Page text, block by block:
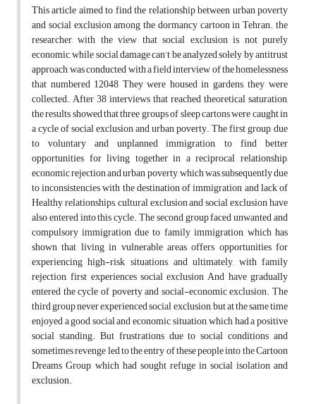
This article aimed to find the relationship between urban poverty
and social exclusion among the dormancy cartoon in Tehran. the
researcher, with the view that social exclusion is not purely
economic, while social damage can’t be analyzed solely by antitrust
approach, was conducted with a field interview of the homelessness
that numbered 12048 They were housed in gardens, they were
collected. After 38 interviews that reached theoretical saturation,
the results showed that three groups of sleep cartons were caught in
a cycle of social exclusion and urban poverty. The first group, due
to voluntary and unplanned immigration, to find better
opportunities for living together in a reciprocal relationship,
economic rejection and urban poverty, which was subsequently due
to inconsistencies with the destination of immigration and lack of
Healthy relationships, cultural exclusion and social exclusion have
also entered into this cycle. The second group faced unwanted and
compulsory immigration due to family immigration, which has
shown that living in vulnerable areas offers opportunities for
experiencing high-risk situations, and ultimately, with family
rejection, first experiences social exclusion And have gradually
entered the cycle of poverty and social-economic exclusion. The
third group never experienced social exclusion, but at the same time
enjoyed a good social and economic situation, which had a positive
social standing. But frustrations due to social conditions and
sometimes revenge led to the entry of these people into the Cartoon
Dreams Group, which had sought refuge in social isolation and
exclusion.